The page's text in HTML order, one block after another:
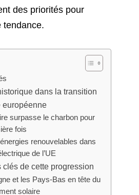
des priorités pour
tendance.
dans la transition
européenne
surpasse le charbon pour
fois
renouvelables dans
de l’UE
clés de cette progression
et les Pays-Bas en tête du
solaire